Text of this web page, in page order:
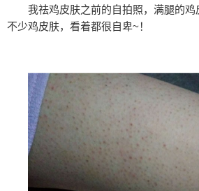
我祛鸡皮肤之前的自拍照，满腿的
不少鸡皮肤，看着都很自卑~！